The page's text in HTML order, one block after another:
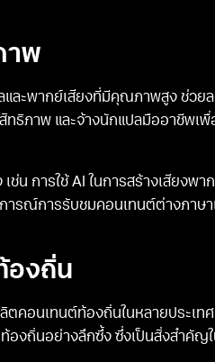
าพ
และพากย์เสียงที่มีคุณภาพสูง ช่วย
ภาพ และจ้างนักแปลมืออาชีพเพื่
น การใช้ AI ในการสร้างเสียงพา
ารณ์การรับชมคอนเทนต์ต่างภาษา
องถิ่น
คอนเทนต์ท้องถิ่นในหลายประเท
องถิ่นอย่างลึกซึ้ง ซึ่งเป็นสิ่งสำคัญ